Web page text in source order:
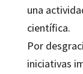
una
científica.
Por
iniciativas